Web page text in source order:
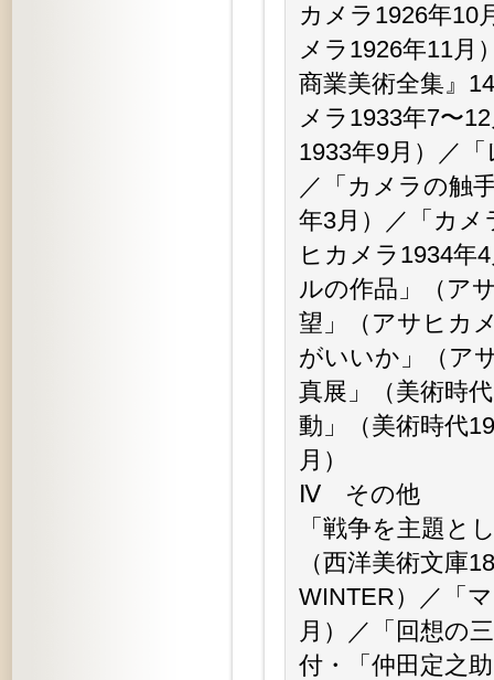
カメラ1926年10
メラ1926年11月
商業美術全集』
メラ1933年7〜
1933年9月）／
／「カメラの触
年3月）／「カ
ヒカメラ1934年
ルの作品」（ア
望」（アサヒカ
がいいか」（ア
真展」（美術時
動」（美術時代
月）
Ⅳ その他
「戦争を主題と
（西洋美術文庫
WINTER）／「
月）／「回想の
付・「仲田定之